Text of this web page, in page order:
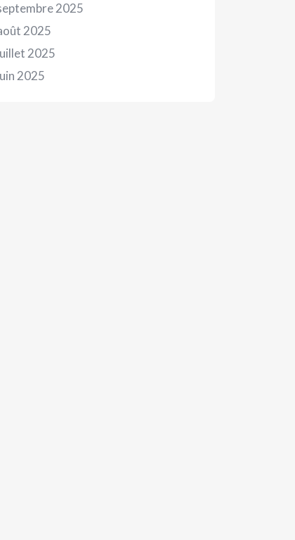
2025
2025
2025
2025